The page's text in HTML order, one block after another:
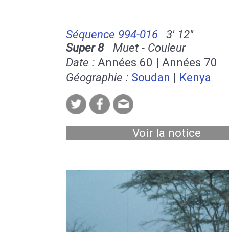
Séquence 994-016
3' 12''
Super 8Muet - Couleur
Date : Années 60 | Années 70
Géographie : Soudan | Kenya
Voir la notice